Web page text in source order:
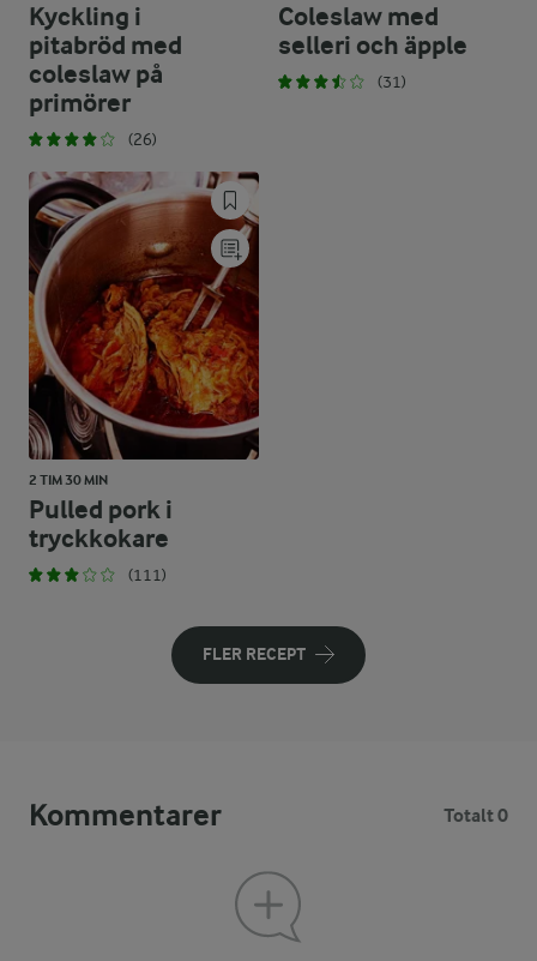
Kyckling i
pitabröd med
coleslaw på
primörer
(26)
Coleslaw med
selleri och äpple
(31)
2 TIM 30 MIN
Pulled pork i
tryckkokare
(111)
FLER RECEPT
Kommentarer Totalt 0